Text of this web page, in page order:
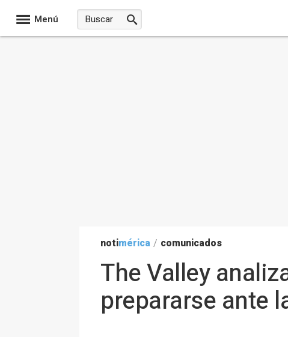
Menú
notimérica / comunicados
The Valley
prepararse ante